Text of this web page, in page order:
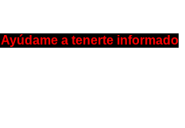
Ayúdame a tenerte informado